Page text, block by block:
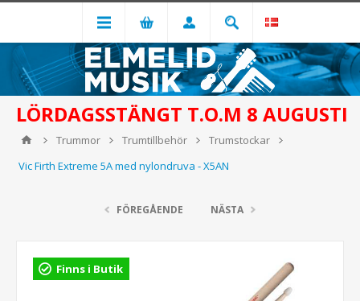
LÖRDAGSSTÄNGT T.O.M 8 AUGUSTI
Trummor Trumtillbehör
Trumstockar
Vic Firth Extreme 5A med nylondruva - X5AN
FÖREGÅENDE NÄSTA
Finns i Butik